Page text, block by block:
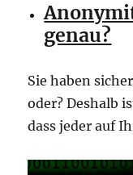
genau?
Sie haben
oder? Deshalb
dass jeder auf